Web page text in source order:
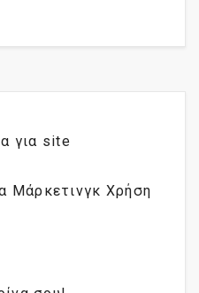
για site
Μάρκετινγκ Χρήση